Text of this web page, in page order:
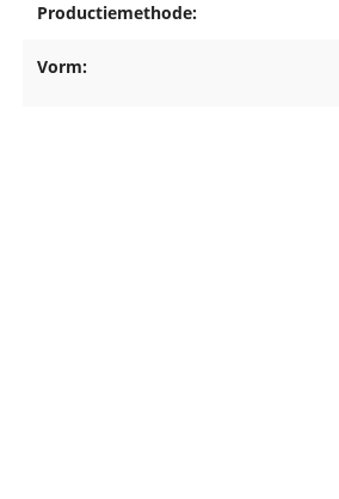
Productiemethode:
Vorm: